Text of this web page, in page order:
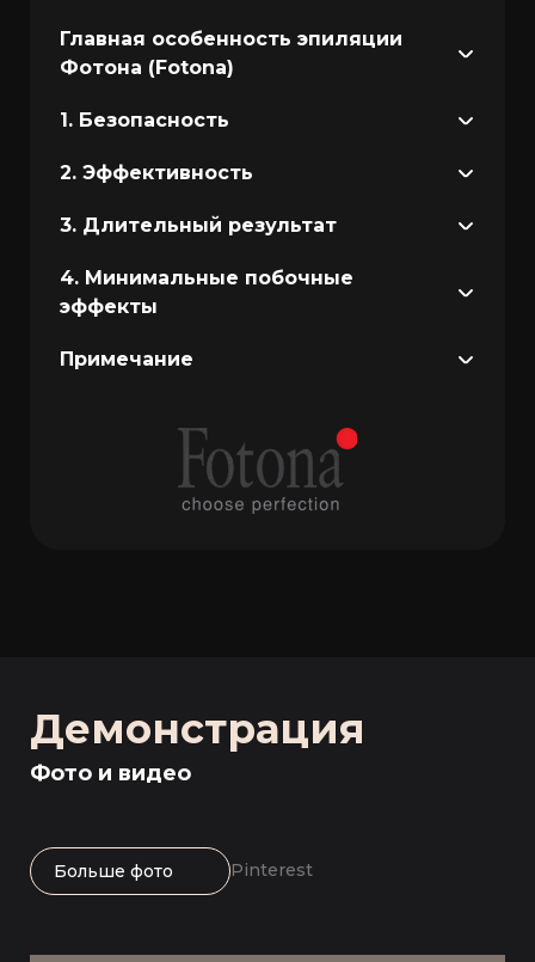
Главная особенность эпиляции
Фотона (Fotona)
1. Безопасность
2. Эффективность
3. Длительный результат
4. Минимальные побочные
эффекты
Примечание
Демонстрация
Фото и видео
Больше фото Pinterest